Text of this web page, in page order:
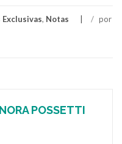
, Notas / por
NORA POSSETTI